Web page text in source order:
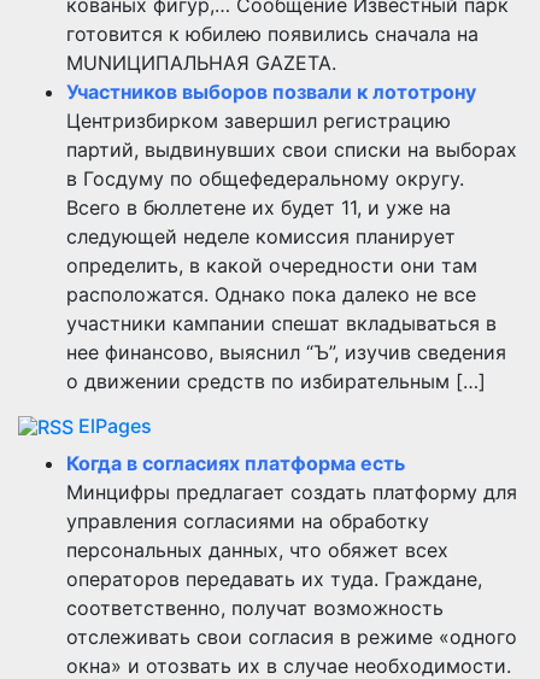
готовится к юбилею появились сначала на
MUNИЦИПАЛЬНАЯ GAZЕТА.
Участников выборов позвали к лототрону
Центризбирком завершил регистрацию
партий, выдвинувших свои списки на выборах
в Госдуму по общефедеральному округу.
Всего в бюллетене их будет 11, и уже на
следующей неделе комиссия планирует
определить, в какой очередности они там
расположатся. Однако пока далеко не все
участники кампании спешат вкладываться в
нее финансово, выяснил “Ъ”, изучив сведения
о движении средств по избирательным […]
ElPages
Когда в согласиях платформа есть
Минцифры предлагает создать платформу для
управления согласиями на обработку
персональных данных, что обяжет всех
операторов передавать их туда. Граждане,
соответственно, получат возможность
отслеживать свои согласия в режиме «одного
окна» и отозвать их в случае необходимости.